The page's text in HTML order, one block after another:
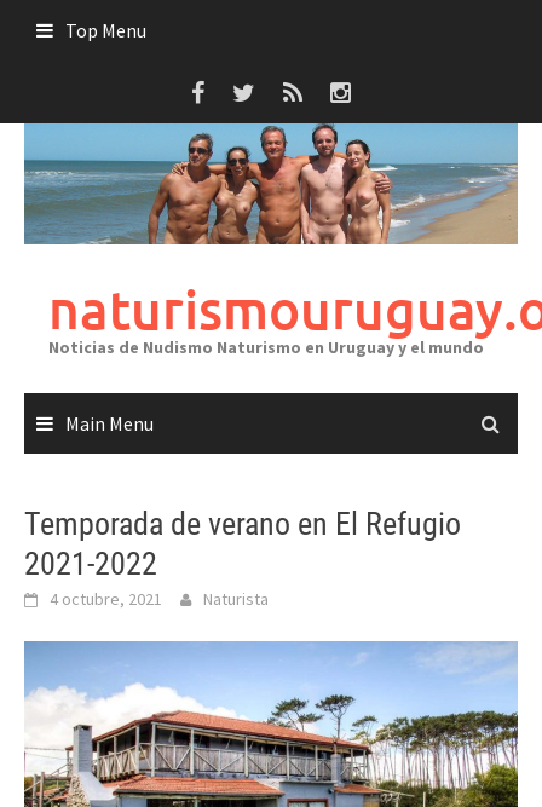
Top Menu
Noticias de Nudismo Naturismo en Uruguay y el mundo
Main Menu
Temporada de verano en El Refugio
2021-2022
4 octubre, 2021 Naturista